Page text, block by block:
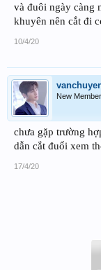
và đuôi ngày càng
khuyên nên cắt đi
10/4/20
New Member
chưa gặp trường
dẫn cắt đuổi xem
17/4/20